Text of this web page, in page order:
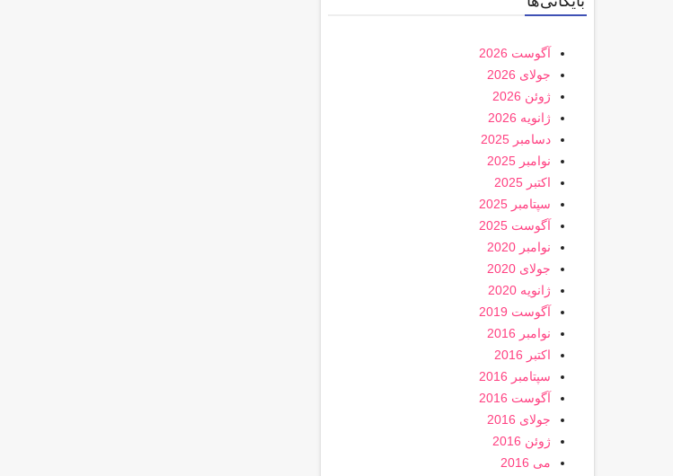
آگوست 2026
جولای 2026
ژوئن 2026
ژانویه 2026
دسامبر 2025
نوامبر 2025
اکتبر 2025
سپتامبر 2025
آگوست 2025
نوامبر 2020
جولای 2020
ژانویه 2020
آگوست 2019
نوامبر 2016
اکتبر 2016
سپتامبر 2016
آگوست 2016
جولای 2016
ژوئن 2016
می 2016